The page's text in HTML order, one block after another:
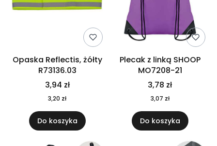
Opaska Reflectis, żółty
R73136.03
3,94 zł
3,20 zł
Do koszyka
Plecak z linką SHOOP
MO7208-21
3,78 zł
3,07 zł
Do koszyka